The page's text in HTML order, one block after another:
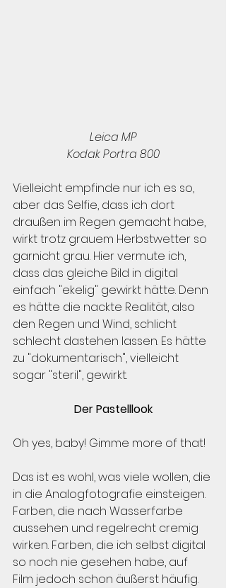
Leica MP
Kodak Portra 800
Vielleicht empfinde nur ich es so,
aber das Selfie, dass ich dort
draußen im Regen gemacht habe,
wirkt trotz grauem Herbstwetter so
garnicht grau. Hier vermute ich,
dass das gleiche Bild in digital
einfach "ekelig" gewirkt hätte. Denn
es hätte die nackte Realität, also
den Regen und Wind, schlicht
schlecht dastehen lassen. Es hätte
zu "dokumentarisch", vielleicht
sogar "steril", gewirkt.
Der Pastelllook
Oh yes, baby! Gimme more of that!
Das ist es wohl, was viele wollen, die
in die Analogfotografie einsteigen.
Farben, die nach Wasserfarbe
aussehen und regelrecht cremig
wirken. Farben, die ich selbst digital
so noch nie gesehen habe, auf
Film jedoch schon äußerst häufig.